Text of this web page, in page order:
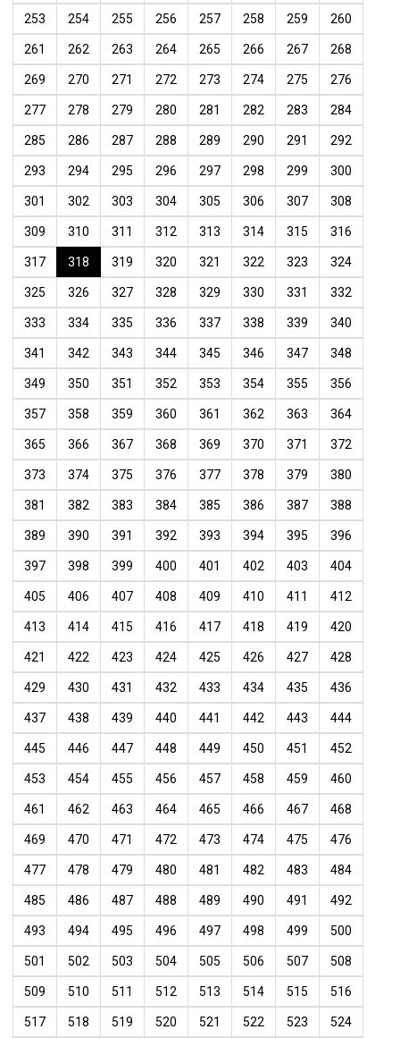
253 254 255 256 257 258 259 260
261 262 263 264 265 266 267 268
269 270 271 272 273 274 275 276
277 278 279 280 281 282 283 284
285 286 287 288 289 290 291 292
293 294 295 296 297 298 299 300
301 302 303 304 305 306 307 308
309 310 311 312 313 314 315 316
317 318 319 320 321 322 323 324
325 326 327 328 329 330 331 332
333 334 335 336 337 338 339 340
341 342 343 344 345 346 347 348
349 350 351 352 353 354 355 356
357 358 359 360 361 362 363 364
365 366 367 368 369 370 371 372
373 374 375 376 377 378 379 380
381 382 383 384 385 386 387 388
389 390 391 392 393 394 395 396
397 398 399 400 401 402 403 404
405 406 407 408 409 410 411 412
413 414 415 416 417 418 419 420
421 422 423 424 425 426 427 428
429 430 431 432 433 434 435 436
437 438 439 440 441 442 443 444
445 446 447 448 449 450 451 452
453 454 455 456 457 458 459 460
461 462 463 464 465 466 467 468
469 470 471 472 473 474 475 476
477 478 479 480 481 482 483 484
485 486 487 488 489 490 491 492
493 494 495 496 497 498 499 500
501 502 503 504 505 506 507 508
509 510 511 512 513 514 515 516
517 518 519 520 521 522 523 524